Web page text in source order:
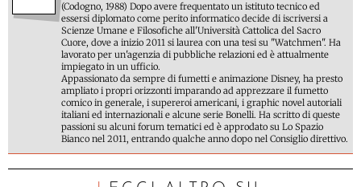
(Codogno, 1988) Dopo avere frequentato un istituto tecnico ed
essersi diplomato come perito informatico decide di iscriversi a
Scienze Umane e Filosofiche all'Università Cattolica del Sacro
Cuore, dove a inizio 2011 si laurea con una tesi su "Watchmen". Ha
lavorato per un'agenzia di pubbliche relazioni ed è attualmente
impiegato in un ufficio.
Appassionato da sempre di fumetti e animazione Disney, ha presto
ampliato i propri orizzonti imparando ad apprezzare il fumetto
comico in generale, i supereroi americani, i graphic novel autoriali
italiani ed internazionali e alcune serie Bonelli. Ha scritto di queste
passioni su alcuni forum tematici ed è approdato su Lo Spazio
Bianco nel 2011, entrando qualche anno dopo nel Consiglio direttivo.